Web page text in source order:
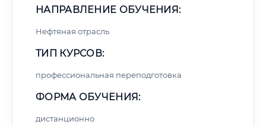
НАПРАВЛЕНИЕ ОБУЧЕНИЯ:
Нефтяная отрасль
ТИП КУРСОВ:
профессиональная переподготовка
ФОРМА ОБУЧЕНИЯ:
дистанционно